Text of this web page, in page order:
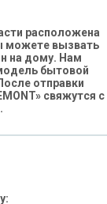
расположена
можете вызвать
на дому. Нам
бытовой
отправки
свяжутся с